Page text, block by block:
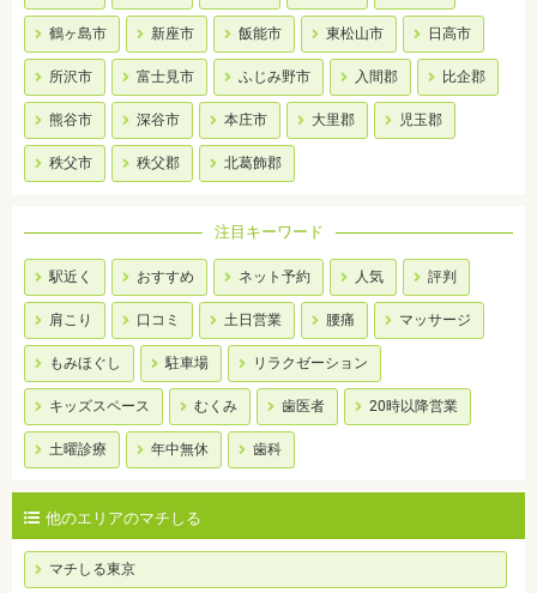
鶴ヶ島市 新座市 飯能市 東松山市 日高市
所沢市 富士見市 ふじみ野市 入間郡 比企郡
熊谷市 深谷市 本庄市 大里郡 児玉郡
秩父市 秩父郡 北葛飾郡
注目キーワード
駅近く おすすめ ネット予約 人気 評判
肩こり 口コミ 土日営業 腰痛 マッサージ
もみほぐし 駐車場 リラクゼーション
キッズスペース むくみ 歯医者 20時以降営業
土曜診療 年中無休 歯科
他のエリアのマチしる
マチしる東京